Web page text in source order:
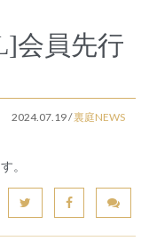
会員先行
2024.07.19/裏庭NEWS
。